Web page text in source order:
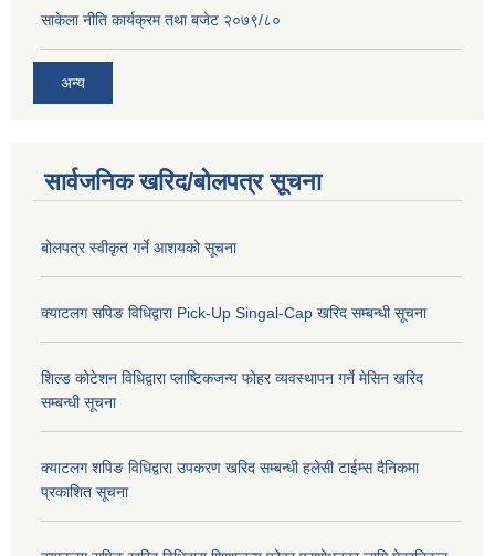
साकेला नीति कार्यक्रम तथा बजेट २०७९/८०
अन्य
सार्वजनिक खरिद/बोलपत्र सूचना
बोलपत्र स्वीकृत गर्ने आशयको सूचना
क्याटलग सपिङ विधिद्वारा Pick-Up Singal-Cap खरिद सम्बन्धी सूचना
शिल्ड कोटेशन विधिद्वारा प्लाष्टिकजन्य फोहर व्यवस्थापन गर्ने मेसिन खरिद
सम्बन्धी सूचना
क्याटलग शपिङ विधिद्वारा उपकरण खरिद सम्बन्धी हलेसी टाईम्स दैनिकमा
प्रकाशित सूचना